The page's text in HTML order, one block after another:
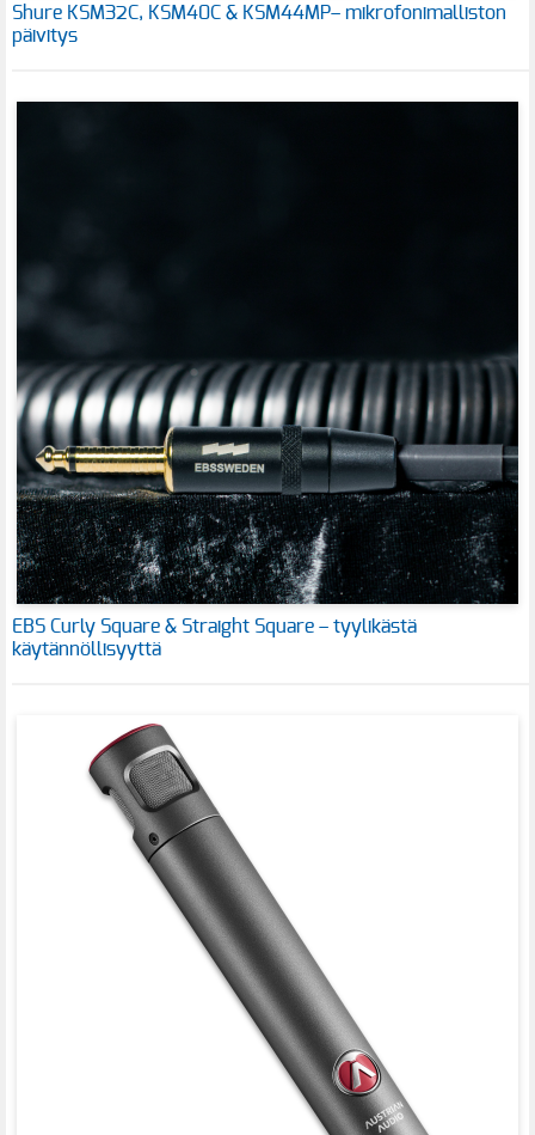
Shure KSM32C, KSM40C & KSM44MP– mikrofonimalliston
päivitys
EBS Curly Square & Straight Square – tyylikästä
käytännöllisyyttä